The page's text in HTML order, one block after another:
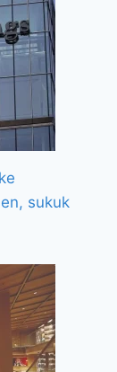
sukuk